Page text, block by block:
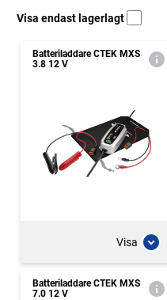
Visa endast lagerlagt
Batteriladdare CTEK MXS
3.8 12 V
Visa
Batteriladdare CTEK MXS
7.0 12 V